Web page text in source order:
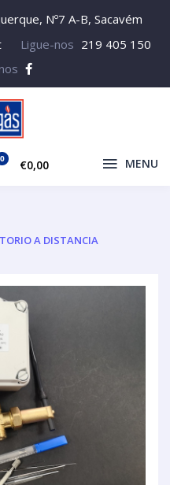
Nº7 A-B, Sacavém
Ligue-nos 219 405 150
0 €0,00 MENU
A DISTANCIA